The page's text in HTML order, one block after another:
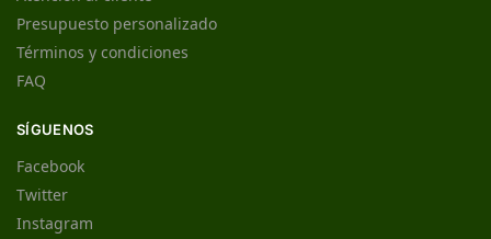
Presupuesto personalizado
Términos y condiciones
FAQ
SÍGUENOS
Facebook
Twitter
Instagram